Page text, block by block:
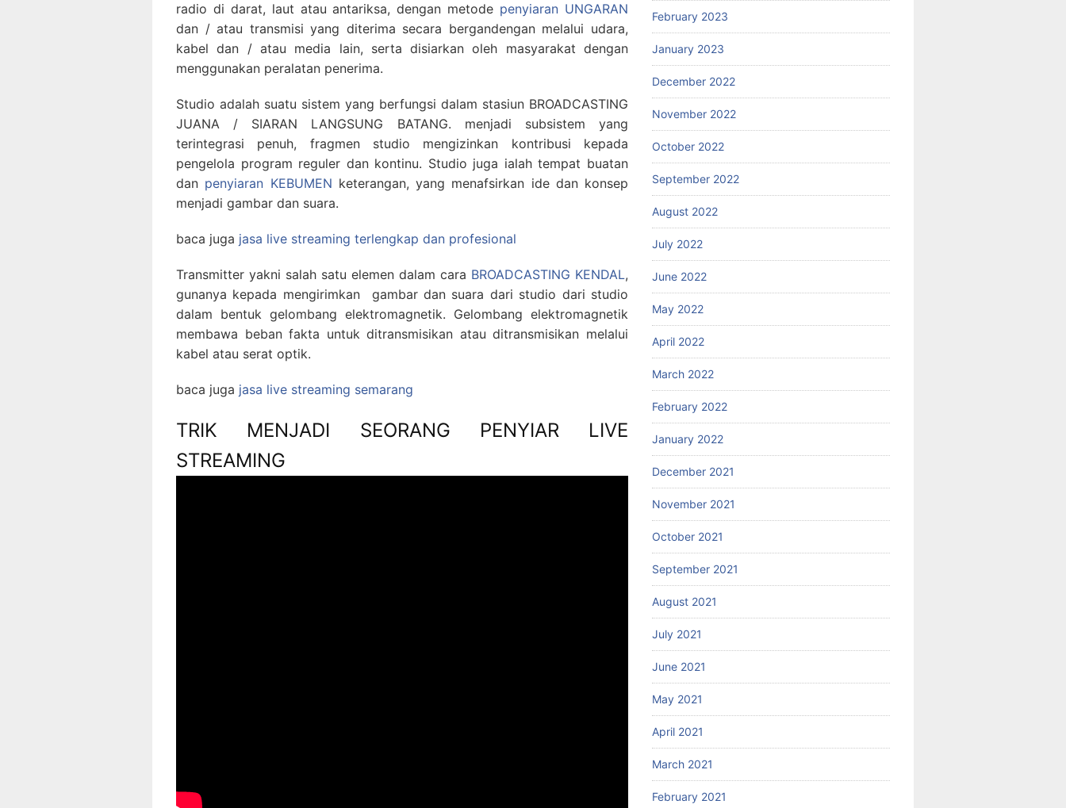
radio di darat, laut atau antariksa, dengan metode penyiaran UNGARAN
dan / atau transmisi yang diterima secara bergandengan melalui udara,
kabel dan / atau media lain, serta disiarkan oleh masyarakat dengan
menggunakan peralatan penerima.
Studio adalah suatu sistem yang berfungsi dalam stasiun BROADCASTING
JUANA / SIARAN LANGSUNG BATANG. menjadi subsistem yang
terintegrasi penuh, fragmen studio mengizinkan kontribusi kepada
pengelola program reguler dan kontinu. Studio juga ialah tempat buatan
dan penyiaran KEBUMEN keterangan, yang menafsirkan ide dan konsep
menjadi gambar dan suara.
baca juga jasa live streaming terlengkap dan profesional
Transmitter yakni salah satu elemen dalam cara BROADCASTING KENDAL,
gunanya kepada mengirimkan gambar dan suara dari studio dari studio
dalam bentuk gelombang elektromagnetik. Gelombang elektromagnetik
membawa beban fakta untuk ditransmisikan atau ditransmisikan melalui
kabel atau serat optik.
baca juga jasa live streaming semarang
TRIK MENJADI SEORANG PENYIAR LIVE
STREAMING
February 2023
January 2023
December 2022
November 2022
October 2022
September 2022
August 2022
July 2022
June 2022
May 2022
April 2022
March 2022
February 2022
January 2022
December 2021
November 2021
October 2021
September 2021
August 2021
July 2021
June 2021
May 2021
April 2021
March 2021
February 2021